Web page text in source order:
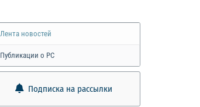
Лента новостей
Публикации о РС
Подписка на рассылки